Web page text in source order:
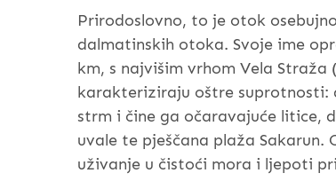
Prirodoslovno, to je otok
dalmatinskih otoka. Svoje ime
km, s najvišim vrhom Vela
karakteriziraju oštre suprotnosti:
strm i čine ga očaravajuće litice,
uvale te pješčana plaža
uživanje u čistoći mora i ljepoti